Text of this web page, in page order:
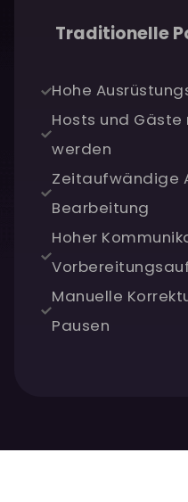
Traditionelle
Hohe
Hosts und
werden
Zeitaufwändige
Bearbeitung
Hoher
Manuelle
Pausen